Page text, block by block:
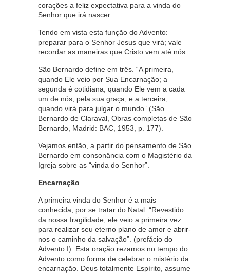
corações a feliz expectativa para a vinda do
Senhor que irá nascer.
Tendo em vista esta função do Advento:
preparar para o Senhor Jesus que virá; vale
recordar as maneiras que Cristo vem até nós.
São Bernardo define em três. “A primeira,
quando Ele veio por Sua Encarnação; a
segunda é cotidiana, quando Ele vem a cada
um de nós, pela sua graça; e a terceira,
quando virá para julgar o mundo” (São
Bernardo de Claraval, Obras completas de São
Bernardo, Madrid: BAC, 1953, p. 177).
Vejamos então, a partir do pensamento de São
Bernardo em consonância com o Magistério da
Igreja sobre as “vinda do Senhor”.
Encarnação
A primeira vinda do Senhor é a mais
conhecida, por se tratar do Natal. “Revestido
da nossa fragilidade, ele veio a primeira vez
para realizar seu eterno plano de amor e abrir-
nos o caminho da salvação”. (prefácio do
Advento I). Esta oração rezamos no tempo do
Advento como forma de celebrar o mistério da
encarnação. Deus totalmente Espírito, assume